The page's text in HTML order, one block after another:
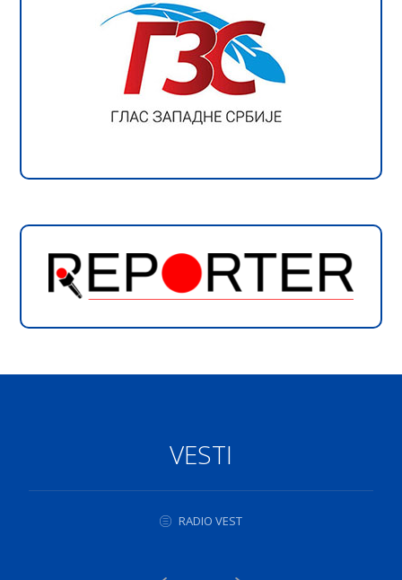
VESTI
RADIO VEST